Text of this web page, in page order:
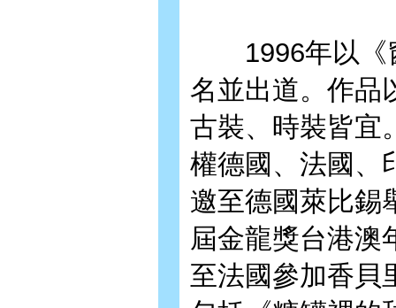
1996年以《
名並出道。作品
古裝、時裝皆宜
權德國、法國、
邀至德國萊比錫
屆金龍獎台港澳
至法國參加香貝